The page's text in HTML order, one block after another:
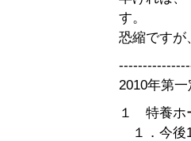
す。
恐縮ですが
2010年第
１ 特養ホ
１．今後